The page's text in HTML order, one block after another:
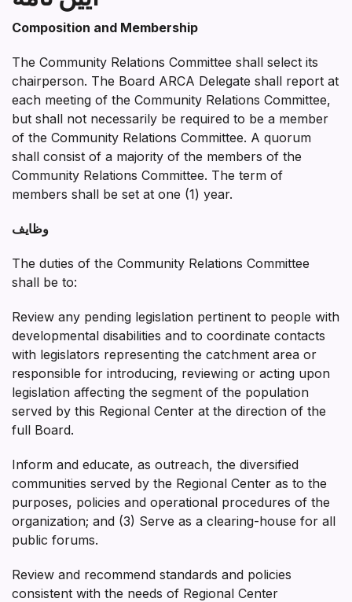
Composition and Membership
The Community Relations Committee shall select its
chairperson. The Board ARCA Delegate shall report at
each meeting of the Community Relations Committee,
but shall not necessarily be required to be a member
of the Community Relations Committee. A quorum
shall consist of a majority of the members of the
Community Relations Committee. The term of
members shall be set at one (1) year.
وظایف
The duties of the Community Relations Committee
shall be to:
Review any pending legislation pertinent to people with
developmental disabilities and to coordinate contacts
with legislators representing the catchment area or
responsible for introducing, reviewing or acting upon
legislation affecting the segment of the population
served by this Regional Center at the direction of the
full Board.
Inform and educate, as outreach, the diversified
communities served by the Regional Center as to the
purposes, policies and operational procedures of the
organization; and (3) Serve as a clearing-house for all
public forums.
Review and recommend standards and policies
consistent with the needs of Regional Center